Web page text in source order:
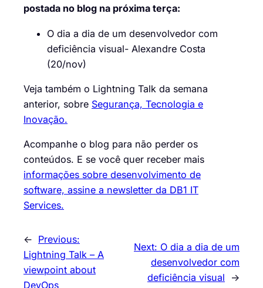
postada no blog na próxima terça:
O dia a dia de um desenvolvedor com
deficiência visual- Alexandre Costa
(20/nov)
Veja também o Lightning Talk da semana
anterior, sobre Segurança, Tecnologia e
Inovação.
Acompanhe o blog para não perder os
conteúdos. E se você quer receber mais
informações sobre desenvolvimento de
software, assine a newsletter da DB1 IT
Services.
← Previous:
Lightning Talk – A
viewpoint about
DevOps
Next: O dia a dia de um
desenvolvedor com
deficiência visual
→